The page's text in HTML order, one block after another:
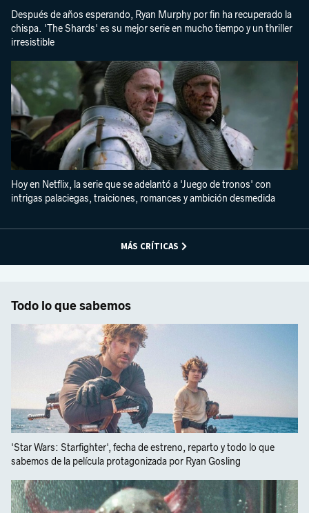
Después de años esperando, Ryan Murphy por fin ha recuperado la
chispa. 'The Shards' es su mejor serie en mucho tiempo y un thriller
irresistible
Hoy en Netflix, la serie que se adelantó a 'Juego de tronos' con
intrigas palaciegas, traiciones, romances y ambición desmedida
MÁS CRÍTICAS
Todo lo que sabemos
'Star Wars: Starfighter', fecha de estreno, reparto y todo lo que
sabemos de la película protagonizada por Ryan Gosling